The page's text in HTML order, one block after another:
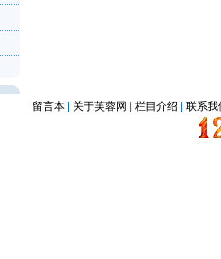
留言本| 关于芙蓉网 栏目介绍 联系我